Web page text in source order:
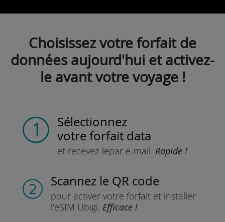
Choisissez votre forfait de
données aujourd'hui et activez-
le avant votre voyage !
Sélectionnez
votre forfait data
et recevez-lepar e-mail. Rapide !
Scannez le QR code
pour activer votre forfaitet installer
l'eSIM Ubigi. Efficace !